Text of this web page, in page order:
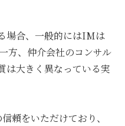
場合、一般的にはIMは
方、仲介会社のコンサル
は大きく異なっている実
頼をいただけており、